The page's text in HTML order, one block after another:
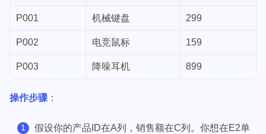
P001 机械键盘 299
P002 电竞鼠标 159
P003 降噪耳机 899
操作步骤 ：
假设你的产品ID在A列，销售额在C列。你想在E2单